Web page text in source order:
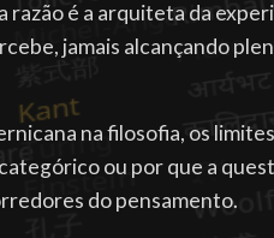
é a arquiteta da
jamais alcançando
na filosofia, os
ou por que a
do pensamento.